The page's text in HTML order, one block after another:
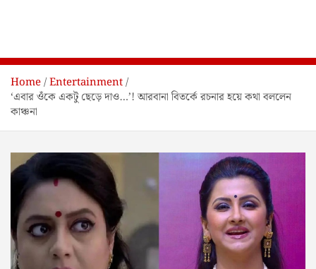
Home Entertainment
‘এবার ওঁকে একটু ছেড়ে দাও…’! আরবানা বিতর্কে রচনার হয়ে কথা বললেন
কাঞ্চনা